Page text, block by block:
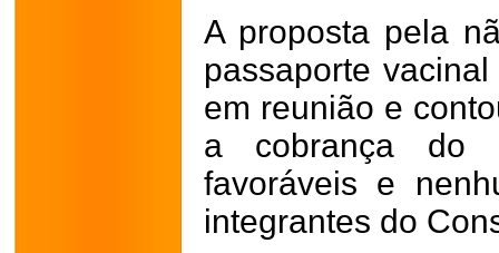
A proposta pela
passaporte
em reunião e
a cobrança do
favoráveis e
integrantes do